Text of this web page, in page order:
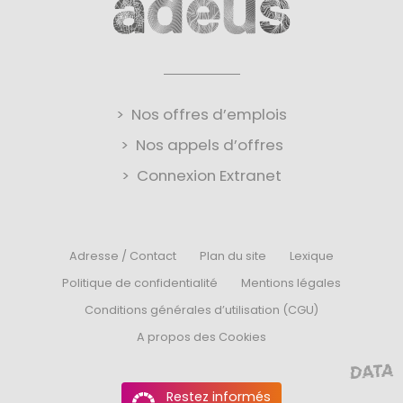
Nos offres d’emplois
Nos appels d’offres
Connexion Extranet
Adresse / Contact Plan du site
Lexique
Politique de confidentialité
Mentions légales
Conditions générales d’utilisation (CGU)
A propos des Cookies
Restez informés